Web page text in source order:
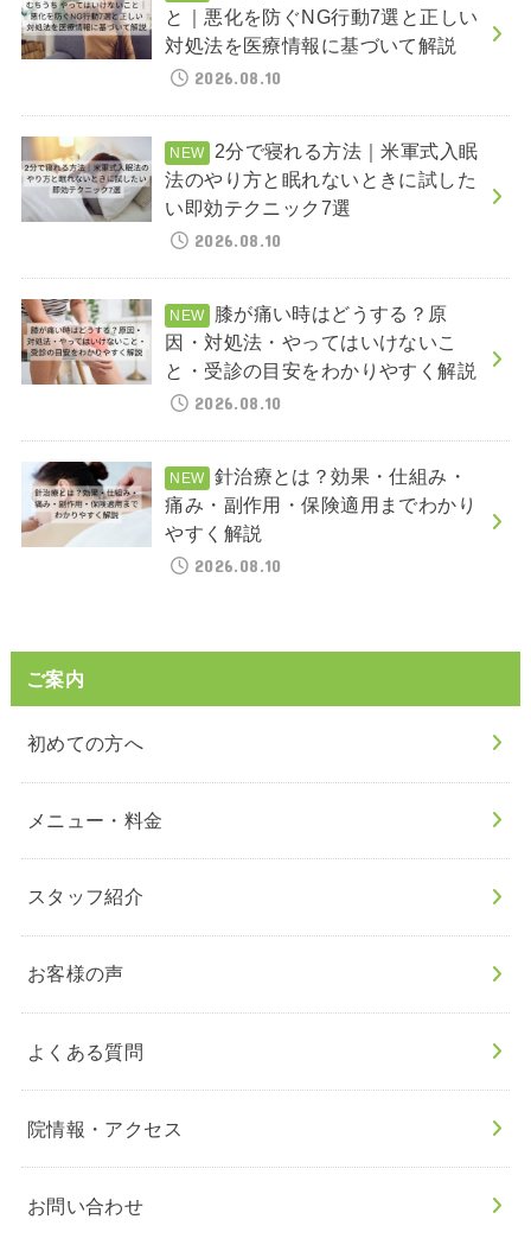
と｜悪化を防ぐNG行動7選と正しい
対処法を医療情報に基づいて解説
2026.08.10
2分で寝れる方法｜米軍式入眠
法のやり方と眠れないときに試した
い即効テクニック7選
2026.08.10
膝が痛い時はどうする？原
因・対処法・やってはいけないこ
と・受診の目安をわかりやすく解説
2026.08.10
針治療とは？効果・仕組み・
痛み・副作用・保険適用までわかり
やすく解説
2026.08.10
ご案内
初めての方へ
メニュー・料金
スタッフ紹介
お客様の声
よくある質問
院情報・アクセス
お問い合わせ